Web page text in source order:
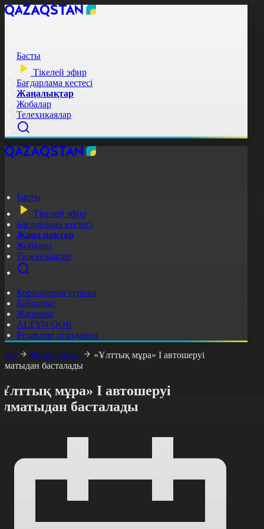
Басты
Тікелей эфир
Бағдарлама кестесі
Жаңалықтар
Жобалар
Телехикаялар
Басты
Тікелей эфир
Бағдарлама кестесі
Жаңалықтар
Жобалар
Телехикаялар
Корпорация туралы
Байланыс
Жарнама
ALTYN QOR
Редакция стандарты
Жаңалықтар
«Ұлттық мұра» І автошеруі
басталады
мұра» І автошеруі
басталады